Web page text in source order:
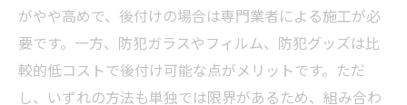
がやや高めで、後付けの場合は専門業者による施工が必
要です。一方、防犯ガラスやフィルム、防犯グッズは比
較的低コストで後付け可能な点がメリットです。ただ
し、いずれの方法も単独では限界があるため、組み合わ